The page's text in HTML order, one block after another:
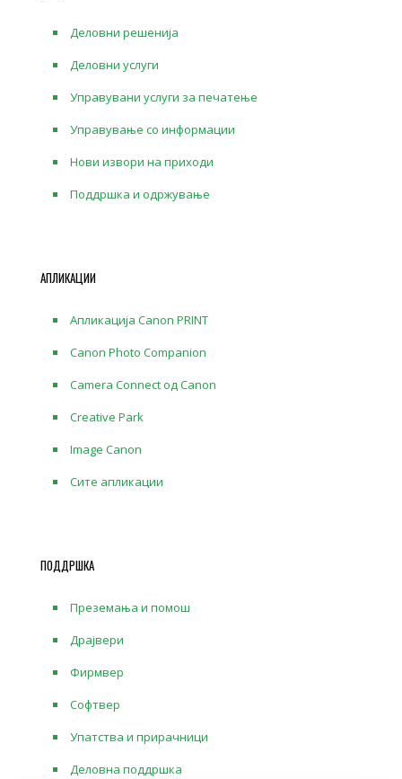
Деловни решенија
Деловни услуги
Управувани услуги за печатење
Управување со информации
Нови извори на приходи
Поддршка и одржување
АПЛИКАЦИИ
Апликација Canon PRINT
Canon Photo Companion
Camera Connect од Canon
Creative Park
Image Canon
Сите апликации
ПОДДРШКА
Преземања и помош
Драјвери
Фирмвер
Софтвер
Упатства и прирачници
Деловна поддршка